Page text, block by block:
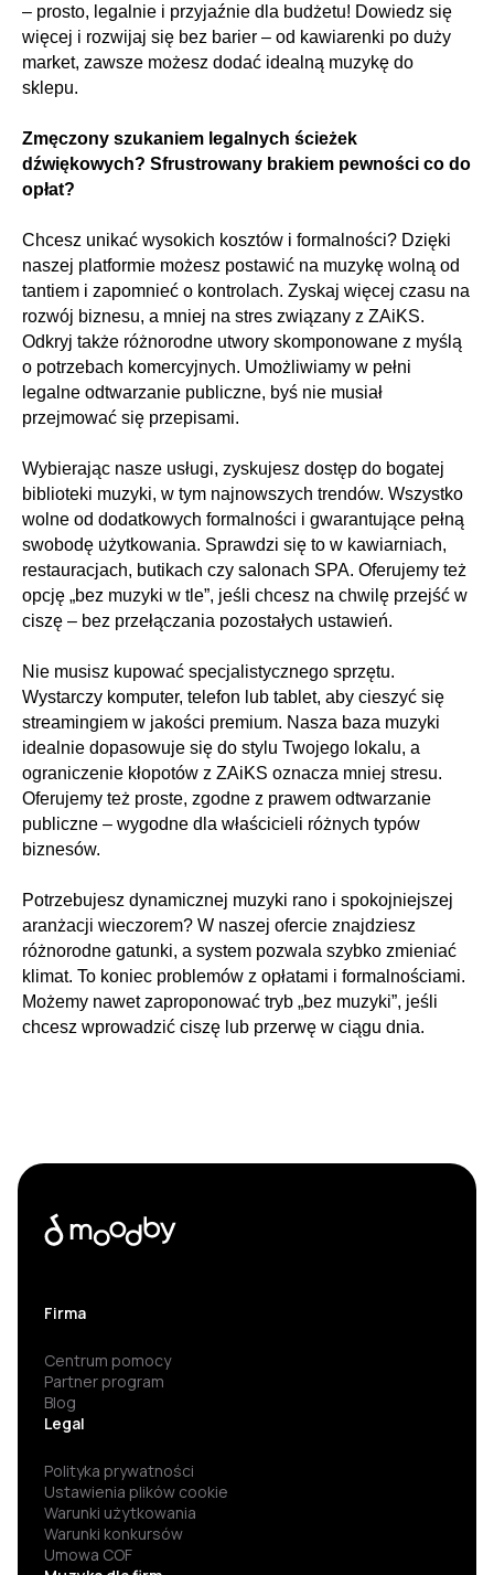
– prosto, legalnie i przyjaźnie dla budżetu! Dowiedz się
więcej i rozwijaj się bez barier – od kawiarenki po duży
market, zawsze możesz dodać idealną muzykę do
sklepu.
Zmęczony szukaniem legalnych ścieżek
dźwiękowych? Sfrustrowany brakiem pewności co do
opłat?
Chcesz unikać wysokich kosztów i formalności? Dzięki
naszej platformie możesz postawić na muzykę wolną od
tantiem i zapomnieć o kontrolach. Zyskaj więcej czasu na
rozwój biznesu, a mniej na stres związany z ZAiKS.
Odkryj także różnorodne utwory skomponowane z myślą
o potrzebach komercyjnych. Umożliwiamy w pełni
legalne odtwarzanie publiczne, byś nie musiał
przejmować się przepisami.
Wybierając nasze usługi, zyskujesz dostęp do bogatej
biblioteki muzyki, w tym najnowszych trendów. Wszystko
wolne od dodatkowych formalności i gwarantujące pełną
swobodę użytkowania. Sprawdzi się to w kawiarniach,
restauracjach, butikach czy salonach SPA. Oferujemy też
opcję „bez muzyki w tle”, jeśli chcesz na chwilę przejść w
ciszę – bez przełączania pozostałych ustawień.
Nie musisz kupować specjalistycznego sprzętu.
Wystarczy komputer, telefon lub tablet, aby cieszyć się
streamingiem w jakości premium. Nasza baza muzyki
idealnie dopasowuje się do stylu Twojego lokalu, a
ograniczenie kłopotów z ZAiKS oznacza mniej stresu.
Oferujemy też proste, zgodne z prawem odtwarzanie
publiczne – wygodne dla właścicieli różnych typów
biznesów.
Potrzebujesz dynamicznej muzyki rano i spokojniejszej
aranżacji wieczorem? W naszej ofercie znajdziesz
różnorodne gatunki, a system pozwala szybko zmieniać
klimat. To koniec problemów z opłatami i formalnościami.
Możemy nawet zaproponować tryb „bez muzyki”, jeśli
chcesz wprowadzić ciszę lub przerwę w ciągu dnia.
Firma
Centrum pomocy
Partner program
Blog
Legal
Polityka prywatności
Ustawienia plików cookie
Warunki użytkowania
Warunki konkursów
Umowa COF